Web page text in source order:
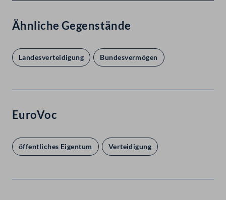
Ähnliche Gegenstände
Landesverteidigung Bundesvermögen
EuroVoc
öffentliches Eigentum Verteidigung